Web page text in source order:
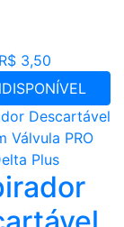
3,50